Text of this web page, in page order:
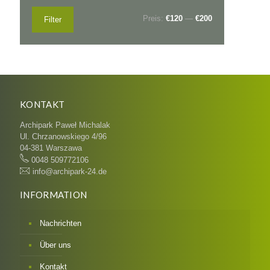
Preis
PreisFilter Preis: €120 — €200
KONTAKT
Archipark Paweł Michalak
Ul. Chrzanowskiego 4/96
04-381 Warszawa
0048 509772106
info@archipark-24.de
INFORMATION
Nachrichten
Über uns
Kontakt